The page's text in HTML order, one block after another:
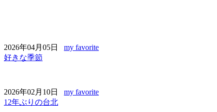
2026年04月05日 my favorite
好きな季節
2026年02月10日 my favorite
12年ぶりの台北